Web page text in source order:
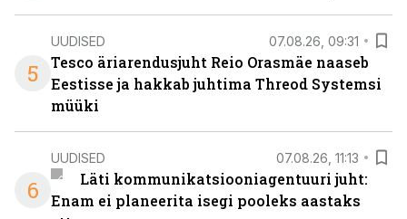
5
UUDISED 07.08.26, 09:31
Tesco äriarendusjuht Reio Orasmäe naaseb
Eestisse ja hakkab juhtima Threod Systemsi
müüki
6
UUDISED 07.08.26, 11:13
Läti kommunikatsiooniagentuuri juht:
Enam ei planeerita isegi pooleks aastaks